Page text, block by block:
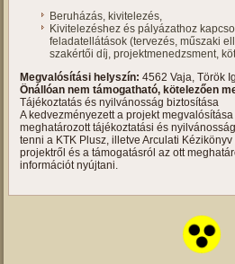
Beruházás, kivitelezés,
Kivitelezéshez és pályázathoz
feladatellátások (tervezés, műszaki
szakértői díj, projektmenedzsment,
Megvalósítási helyszín: 4562 Vaja, Török
Önállóan nem támogatható, kötelezően
Tájékoztatás és nyilvánosság biztosítása
A kedvezményezett a projekt
meghatározott tájékoztatási és
tenni a KTK Plusz, illetve Arculati
projektről és a támogatásról az ott
információt nyújtani.